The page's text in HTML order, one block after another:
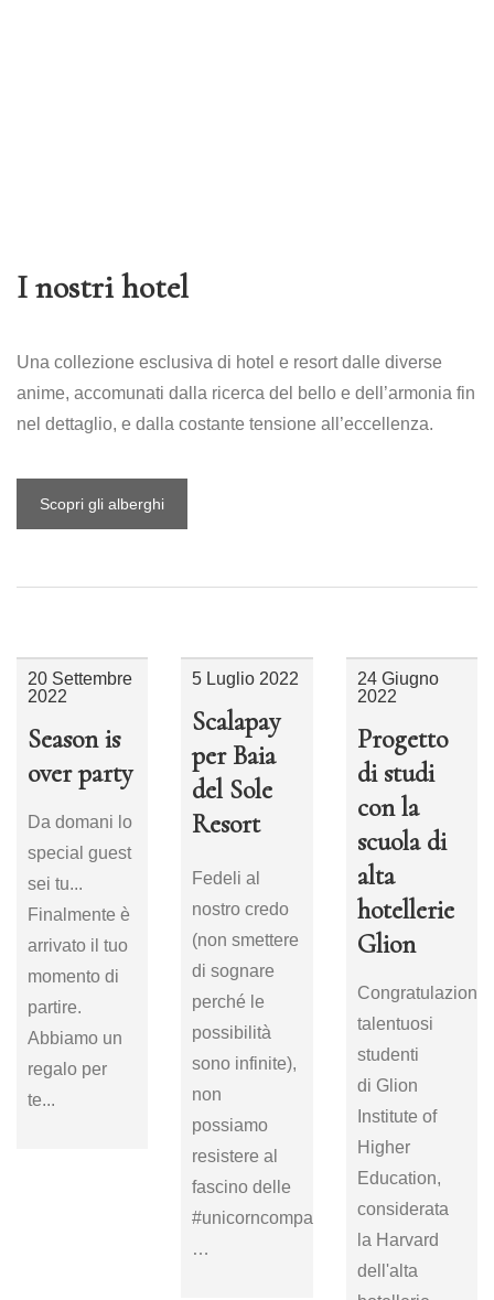
I nostri hotel
Una collezione esclusiva di hotel e resort dalle diverse
anime, accomunati dalla ricerca del bello e dell’armonia fin
nel dettaglio, e dalla costante tensione all’eccellenza.
Scopri gli alberghi
20 Settembre
2022
Season is
over party
Da domani lo
special guest
sei tu...
Finalmente è
arrivato il tuo
momento di
partire.
Abbiamo un
regalo per
te...
5 Luglio 2022
Scalapay
per Baia
del Sole
Resort
Fedeli al
nostro credo
(non smettere
di sognare
perché le
possibilità
sono infinite),
non
possiamo
resistere al
fascino delle
#unicorncompany,
…
24 Giugno
2022
Progetto
di studi
con la
scuola di
alta
hotellerie
Glion
Congratulazioni
talentuosi
studenti
di Glion
Institute of
Higher
Education,
considerata
la Harvard
dell'alta